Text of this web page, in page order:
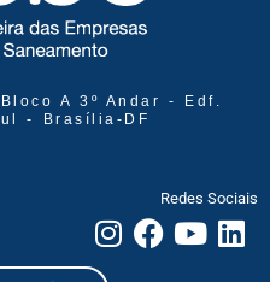
A 3º Andar - Edf.
- Brasília-DF
Redes Sociais